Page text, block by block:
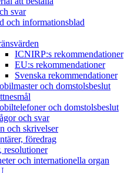
svar
och informationsblad
ICNIRP:s rekommendationer
EU:s rekommendationer
Svenska rekommendationer
och domstolsbeslut
och domstolsbeslut
och svar
och skrivelser
föredrag
resolutioner
och internationella organ